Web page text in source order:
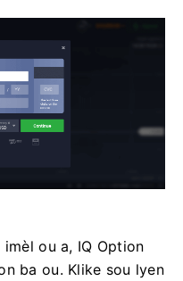
imèl ou a, IQ Option
ba ou. Klike sou lyen